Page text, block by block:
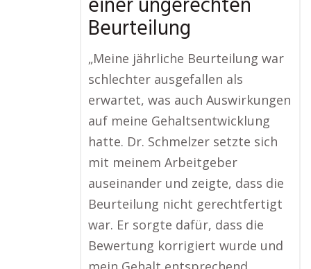
Beurteilung
„Meine jährliche Beurteilung war
schlechter ausgefallen als
erwartet, was auch Auswirkungen
auf meine Gehaltsentwicklung
hatte. Dr. Schmelzer setzte sich
mit meinem Arbeitgeber
auseinander und zeigte, dass die
Beurteilung nicht gerechtfertigt
war. Er sorgte dafür, dass die
Bewertung korrigiert wurde und